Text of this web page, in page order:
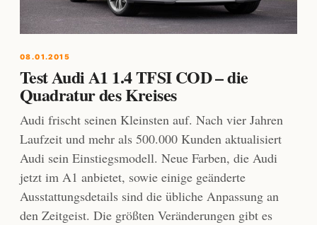
08.01.2015
Test Audi A1 1.4 TFSI COD – die
Quadratur des Kreises
Audi frischt seinen Kleinsten auf. Nach vier Jahren
Laufzeit und mehr als 500.000 Kunden aktualisiert
Audi sein Einstiegsmodell. Neue Farben, die Audi
jetzt im A1 anbietet, sowie einige geänderte
Ausstattungsdetails sind die übliche Anpassung an
den Zeitgeist. Die größten Veränderungen gibt es